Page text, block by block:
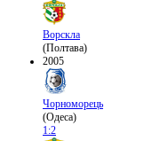
Ворскла
(Полтава)
2005
Чорноморець
(Одеса)
1:2